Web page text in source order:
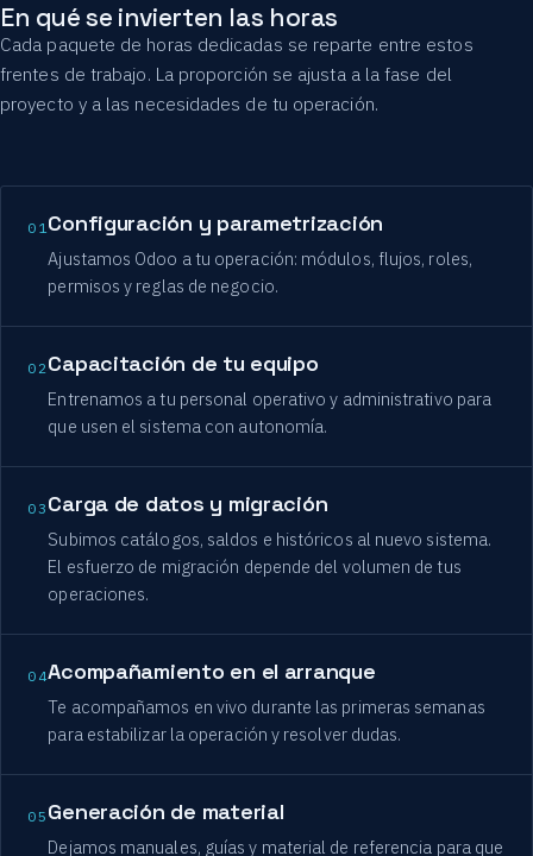
En qué se invierten las horas
Cada paquete de horas dedicadas se reparte entre estos
frentes de trabajo. La proporción se ajusta a la fase del
proyecto y a las necesidades de tu operación.
01Configuración y parametrización
Ajustamos Odoo a tu operación: módulos, flujos, roles,
permisos y reglas de negocio.
02Capacitación de tu equipo
Entrenamos a tu personal operativo y administrativo para
que usen el sistema con autonomía.
03 Carga de datos y migración
Subimos catálogos, saldos e históricos al nuevo sistema.
El esfuerzo de migración depende del volumen de tus
operaciones.
04Acompañamiento en el arranque
Te acompañamos en vivo durante las primeras semanas
para estabilizar la operación y resolver dudas.
05 Generación de material
Dejamos manuales, guías y material de referencia para que